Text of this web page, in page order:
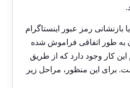
یا بازنشانی رمز عبور اینستاگرام
به طور اتفاقی فراموش شده
کار وجود دارد که از طریق
برای این منظور، مراحل زیر